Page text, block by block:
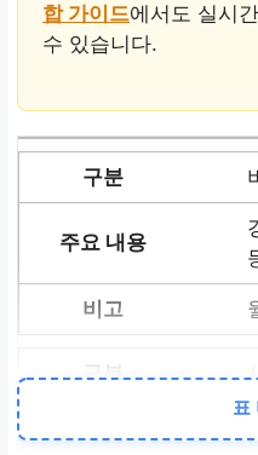
합 가이드에서도 실시
수 있습니다.
표